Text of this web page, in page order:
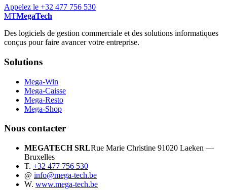
Appelez le +32 477 756 530
MTMegaTech
Des logiciels de gestion commerciale et des solutions informatiques
conçus pour faire avancer votre entreprise.
Solutions
Mega-Win
Mega-Caisse
Mega-Resto
Mega-Shop
Nous contacter
MEGATECH SRLRue Marie Christine 91020 Laeken —
Bruxelles
T. +32 477 756 530
@ info@mega-tech.be
W. www.mega-tech.be